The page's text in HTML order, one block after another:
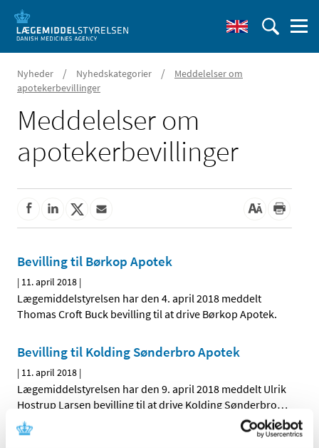
Nyheder / Nyhedskategorier /
Meddelelser om
apotekerbevillinger
Meddelelser om
apotekerbevillinger
Bevilling til Børkop Apotek
| 11. april 2018 |
Lægemiddelstyrelsen har den 4. april 2018 meddelt
Thomas Croft Buck bevilling til at drive Børkop Apotek.
Bevilling til Kolding Sønderbro Apotek
| 11. april 2018 |
Lægemiddelstyrelsen har den 9. april 2018 meddelt Ulrik
Hostrup Larsen bevilling til at drive Kolding Sønderbro…